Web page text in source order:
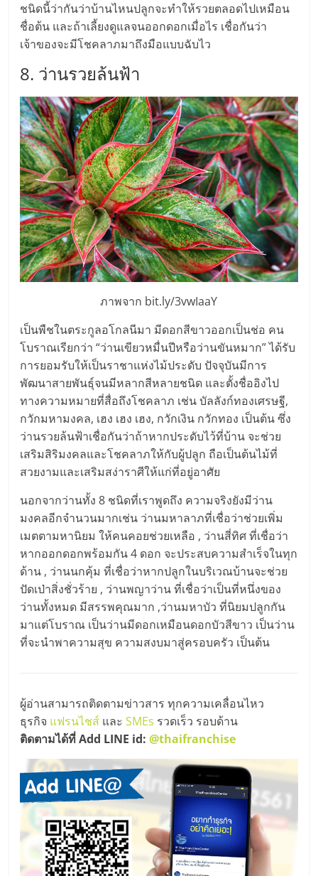
รน
ไชส์
พร้อม
ทำเล
เปิด
ร้าน
ปรึกษา
ฟรี,
บริการ
พัฒนา
ระบบ
แฟ
รน
ไชส์"
ชนิดนี้ว่ากันว่าบ้านไหนปลูกจะทำให้รวยตลอดไปเหมือน
ชื่อต้น และถ้าเลี้ยงดูแลจนออกดอกเมื่อไร เชื่อกันว่า
เจ้าของจะมีโชคลาภมาถึงมือแบบฉับไว
8. ว่านรวยล้นฟ้า
ภาพจาก bit.ly/3vwIaaY
เป็นพืชในตระกูลอโกลนีมา มีดอกสีขาวออกเป็นช่อ คน
โบราณเรียกว่า “ว่านเขียวหมื่นปีหรือว่านขันหมาก” ได้รับ
การยอมรับให้เป็นราชาแห่งไม้ประดับ ปัจจุบันมีการ
พัฒนาสายพันธุ์จนมีหลากสีหลายชนิด และตั้งชื่ออิงไป
ทางความหมายที่สื่อถึงโชคลาภ เช่น บัลลังก์ทองเศรษฐี,
กวักมหามงคล, เฮง เฮง เฮง, กวักเงิน กวักทอง เป็นต้น ซึ่ง
ว่านรวยล้นฟ้าเชื่อกันว่าถ้าหากประดับไว้ที่บ้าน จะช่วย
เสริมสิริมงคลและโชคลาภให้กับผู้ปลูก ถือเป็นต้นไม้ที่
สวยงามและเสริมสง่าราศีให้แก่ที่อยู่อาศัย
นอกจากว่านทั้ง 8 ชนิดที่เราพูดถึง ความจริงยังมีว่าน
มงคลอีกจำนวนมากเช่น ว่านมหาลาภที่เชื่อว่าช่วยเพิ่ม
เมตตามหานิยม ให้คนคอยช่วยเหลือ , ว่านสี่ทิศ ที่เชื่อว่า
หากออกดอกพร้อมกัน 4 ดอก จะประสบความสำเร็จในทุก
ด้าน , ว่านนกคุ้ม ที่เชื่อว่าหากปลูกในบริเวณบ้านจะช่วย
ปัดเป่าสิ่งชั่วร้าย , ว่านพญาว่าน ที่เชื่อว่าเป็นที่หนึ่งของ
ว่านทั้งหมด มีสรรพคุณมาก ,ว่านมหาบัว ที่นิยมปลูกกัน
มาแต่โบราณ เป็นว่านมีดอกเหมือนดอกบัวสีขาว เป็นว่าน
ที่จะนำพาความสุข ความสงบมาสู่ครอบครัว เป็นต้น
ผู้อ่านสามารถติดตามข่าวสาร ทุกความเคลื่อนไหว
ธุรกิจ แฟรนไชส์ และSMEs รวดเร็ว รอบด้าน
ติดตามได้ที่ Add LINE id:@thaifranchise